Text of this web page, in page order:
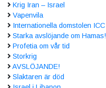
Krig Iran – Israel
Vapenvila
Internationella domstolen ICC
Starka avslöjande om Hamas!
Profetia om vår tid
Storkrig
AVSLÖJANDE!
Slaktaren är död